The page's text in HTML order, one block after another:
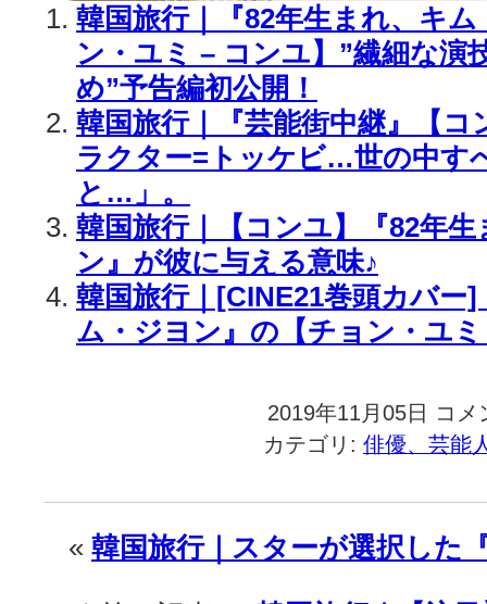
韓国旅行｜『82年生まれ、キ
ン・ユミ – コンユ】”繊細な演
め”予告編初公開！
韓国旅行｜『芸能街中継』【コ
ラクター=トッケビ…世の中す
と…」。
韓国旅行｜【コンユ】『82年
ン』が彼に与える意味♪
韓国旅行｜[CINE21巻頭カバー
ム・ジヨン』の【チョン・ユ
2019年11月05日
韓
国
旅
｜
ン
–
コメ
カテゴリ: 俳優、芸能
« 韓国旅行｜スターが選択した